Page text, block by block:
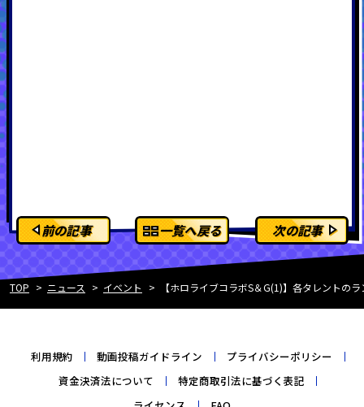
前の記事 一覧へ戻る 次の記事
TOP ニュース イベント 【ホロライブコラボS＆G(1)】各タレントの
利用規約 動画投稿ガイドライン
プライバシーポリシー
資金決済法について
特定商取引法に基づく表記